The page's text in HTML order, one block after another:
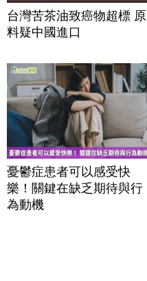
台灣苦茶油致癌物超標 原
料疑中國進口
憂鬱症患者可以感受快
樂！關鍵在缺乏期待與行
為動機